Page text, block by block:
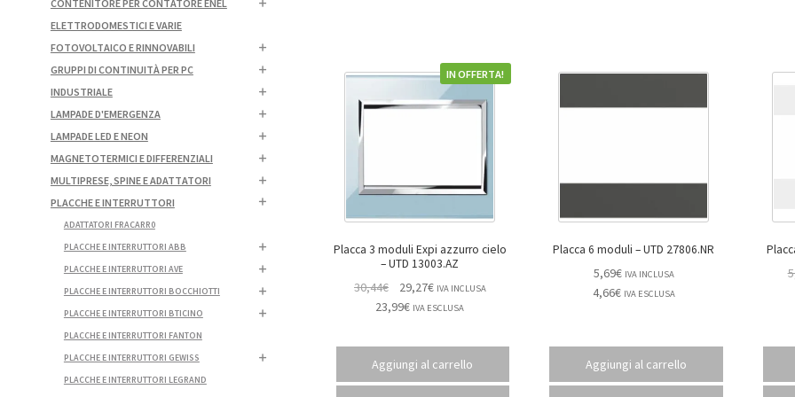
Placca 3 moduli Expi azzurro cielo
– UTD 13003.AZ
IN OFFERTA!
30,44€ 29,27€ IVA INCLUSA
23,99€ IVA ESCLUSA
Aggiungi al carrello
Placca 6 moduli – UTD 27806.NR
5,69€ IVA INCLUSA
4,66€ IVA ESCLUSA
Aggiungi al carrello
CONTENITORE PER CONTATORE ENEL
ELETTRODOMESTICI E VARIE
FOTOVOLTAICO E RINNOVABILI
GRUPPI DI CONTINUITÀ PER PC
INDUSTRIALE
LAMPADE D'EMERGENZA
LAMPADE LED E NEON
MAGNETOTERMICI E DIFFERENZIALI
MULTIPRESE, SPINE E ADATTATORI
PLACCHE E INTERRUTTORI
ADATTATORI FRACARR0
PLACCHE E INTERRUTTORI ABB
PLACCHE E INTERRUTTORI AVE
PLACCHE E INTERRUTTORI BOCCHIOTTI
PLACCHE E INTERRUTTORI BTICINO
PLACCHE E INTERRUTTORI FANTON
PLACCHE E INTERRUTTORI GEWISS
PLACCHE E INTERRUTTORI LEGRAND